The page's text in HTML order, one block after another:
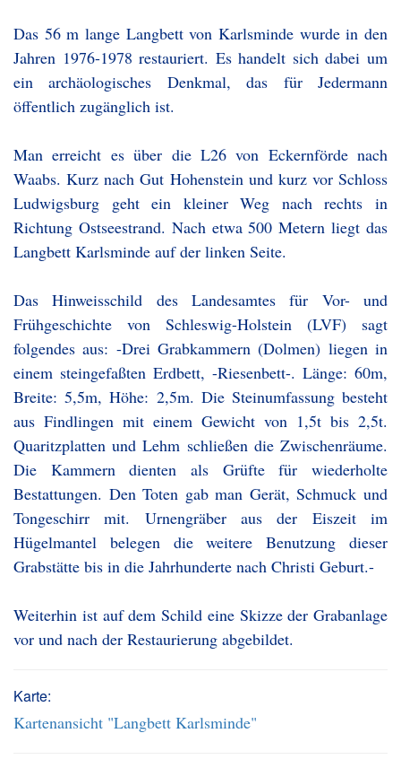
Das 56 m lange Langbett von Karlsminde wurde in den
Jahren 1976-1978 restauriert. Es handelt sich dabei um
ein archäologisches Denkmal, das für Jedermann
öffentlich zugänglich ist.
Man erreicht es über die L26 von Eckernförde nach
Waabs. Kurz nach Gut Hohenstein und kurz vor Schloss
Ludwigsburg geht ein kleiner Weg nach rechts in
Richtung Ostseestrand. Nach etwa 500 Metern liegt das
Langbett Karlsminde auf der linken Seite.
Das Hinweisschild des Landesamtes für Vor- und
Frühgeschichte von Schleswig-Holstein (LVF) sagt
folgendes aus: -Drei Grabkammern (Dolmen) liegen in
einem steingefaßten Erdbett, -Riesenbett-. Länge: 60m,
Breite: 5,5m, Höhe: 2,5m. Die Steinumfassung besteht
aus Findlingen mit einem Gewicht von 1,5t bis 2,5t.
Quaritzplatten und Lehm schließen die Zwischenräume.
Die Kammern dienten als Grüfte für wiederholte
Bestattungen. Den Toten gab man Gerät, Schmuck und
Tongeschirr mit. Urnengräber aus der Eiszeit im
Hügelmantel belegen die weitere Benutzung dieser
Grabstätte bis in die Jahrhunderte nach Christi Geburt.-
Weiterhin ist auf dem Schild eine Skizze der Grabanlage
vor und nach der Restaurierung abgebildet.
Karte:
Kartenansicht "Langbett Karlsminde"